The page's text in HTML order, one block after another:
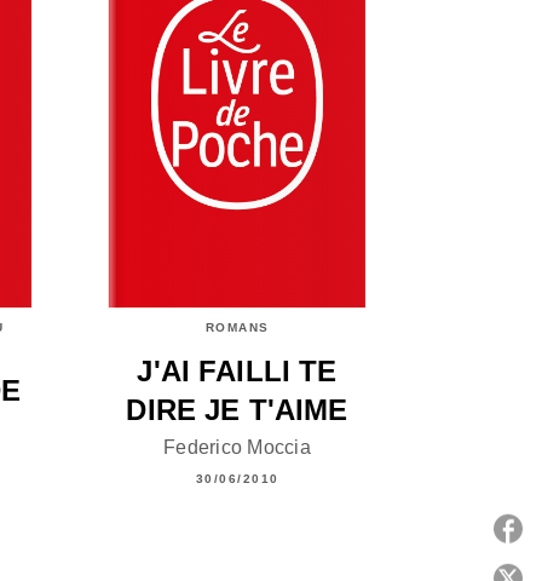
ROMANS
J'AI FAILLI TE
DIRE JE T'AIME
Federico Moccia
30/06/2010